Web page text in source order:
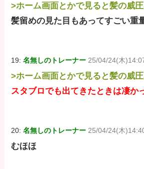
>ホーム画面とかで見ると髪の威
髪留めの見た目もあってすごい重
19:名無しのトレーナー 25/04/24(木
>ホーム画面とかで見ると髪の威
スタブロでも出てきたときは凄か
20:名無しのトレーナー 25/04/24(木
むほほ